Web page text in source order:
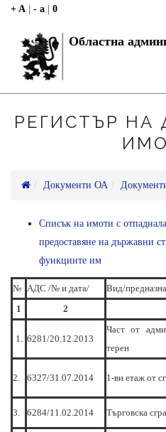
+ A - a 0
Областна
РЕГИСТЪР НА
Документи ОА
Списък на имоти с
предоставяне на държавни
функциите им
№ АДС /№ и дата/ Вид/
1
2
1. 6281/20.12.2013
Част от
терен
2. 6327/31.07.2014 1-ви етаж от
3. 6284/11.02.2014 Търговска